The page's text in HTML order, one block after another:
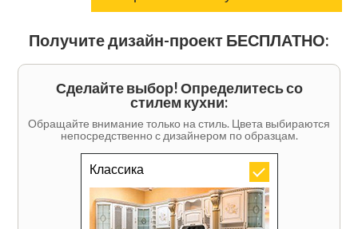
Получите дизайн-проект БЕСПЛАТНО:
Сделайте выбор! Определитесь со
стилем кухни:
Обращайте внимание только на стиль. Цвета выбираются
непосредственно с дизайнером по образцам.
Классика